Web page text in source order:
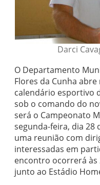
Darci
O Departamento
Flores da Cunha
calendário esportivo
sob o comando do
será o Campeonato
segunda-feira, dia 28
uma reunião com
interessadas em
encontro ocorrerá às
junto ao Estádio